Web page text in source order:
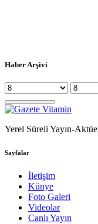
Haber Arşivi
Yerel Süreli Yayın-
Sayfalar
İletişim
Künye
Foto Galeri
Videolar
Canlı Yayın